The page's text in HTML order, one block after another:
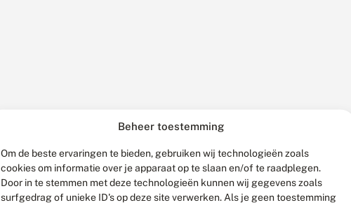
Beheer toestemming
Om de beste ervaringen te bieden, gebruiken wij technologieën zoals
cookies om informatie over je apparaat op te slaan en/of te raadplegen.
Door in te stemmen met deze technologieën kunnen wij gegevens zoals
surfgedrag of unieke ID's op deze site verwerken. Als je geen toestemming